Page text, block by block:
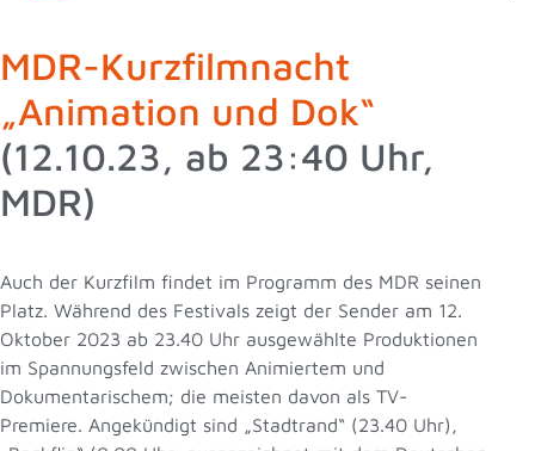
MDR-Kurzfilmnacht
„Animation und Dok“
(12.10.23, ab 23:40 Uhr,
MDR)
Auch der Kurzfilm findet im Programm des MDR seinen
Platz. Während des Festivals zeigt der Sender am 12.
Oktober 2023 ab 23.40 Uhr ausgewählte Produktionen
im Spannungsfeld zwischen Animiertem und
Dokumentarischem; die meisten davon als TV-
Premiere. Angekündigt sind „Stadtrand“ (23.40 Uhr),